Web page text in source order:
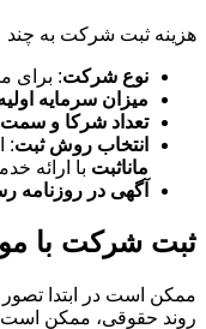
هزینه ثبت شرکت به چند
نوع شرکت: برای
میزان سرمایه
تعداد شرکا و
انتخاب روش ثبت:
ماناثبت با ارائه
آگهی در روزنامه
ثبت شرکت با
ممکن است در ابتدا
روند حقوقی، ممکن است